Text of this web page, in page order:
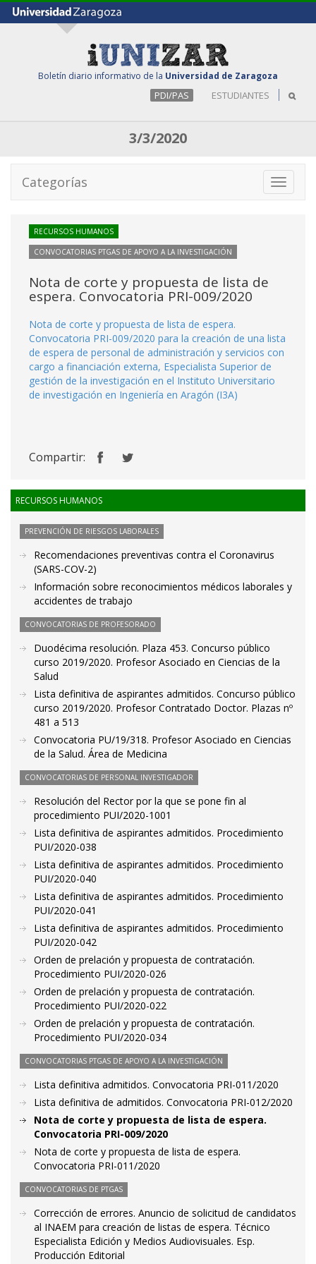
Boletín diario informativo de la Universidad de Zaragoza
PDI/PAS ESTUDIANTES
3/3/2020
Toggle
Categorías
RECURSOS HUMANOS
CONVOCATORIAS PTGAS DE APOYO A LA INVESTIGACIÓN
Nota de corte y propuesta de lista de
espera. Convocatoria PRI-009/2020
Nota de corte y propuesta de lista de espera.
Convocatoria PRI-009/2020 para la creación de una lista
de espera de personal de administración y servicios con
cargo a financiación externa, Especialista Superior de
gestión de la investigación en el Instituto Universitario
de investigación en Ingeniería en Aragón (I3A)
Compartir:
RECURSOS HUMANOS
PREVENCIÓN DE RIESGOS LABORALES
Recomendaciones preventivas contra el Coronavirus
(SARS-COV-2)
Información sobre reconocimientos médicos laborales y
accidentes de trabajo
CONVOCATORIAS DE PROFESORADO
Duodécima resolución. Plaza 453. Concurso público
curso 2019/2020. Profesor Asociado en Ciencias de la
Salud
Lista definitiva de aspirantes admitidos. Concurso público
curso 2019/2020. Profesor Contratado Doctor. Plazas nº
481 a 513
Convocatoria PU/19/318. Profesor Asociado en Ciencias
de la Salud. Área de Medicina
CONVOCATORIAS DE PERSONAL INVESTIGADOR
Resolución del Rector por la que se pone fin al
procedimiento PUI/2020-1001
Lista definitiva de aspirantes admitidos. Procedimiento
PUI/2020-038
Lista definitiva de aspirantes admitidos. Procedimiento
PUI/2020-040
Lista definitiva de aspirantes admitidos. Procedimiento
PUI/2020-041
Lista definitiva de aspirantes admitidos. Procedimiento
PUI/2020-042
Orden de prelación y propuesta de contratación.
Procedimiento PUI/2020-026
Orden de prelación y propuesta de contratación.
Procedimiento PUI/2020-022
Orden de prelación y propuesta de contratación.
Procedimiento PUI/2020-034
CONVOCATORIAS PTGAS DE APOYO A LA INVESTIGACIÓN
Lista definitiva admitidos. Convocatoria PRI-011/2020
Lista definitiva de admitidos. Convocatoria PRI-012/2020
Nota de corte y propuesta de lista de espera.
Convocatoria PRI-009/2020
Nota de corte y propuesta de lista de espera.
Convocatoria PRI-011/2020
CONVOCATORIAS DE PTGAS
Corrección de errores. Anuncio de solicitud de candidatos
al INAEM para creación de listas de espera. Técnico
Especialista Edición y Medios Audiovisuales. Esp.
Producción Editorial